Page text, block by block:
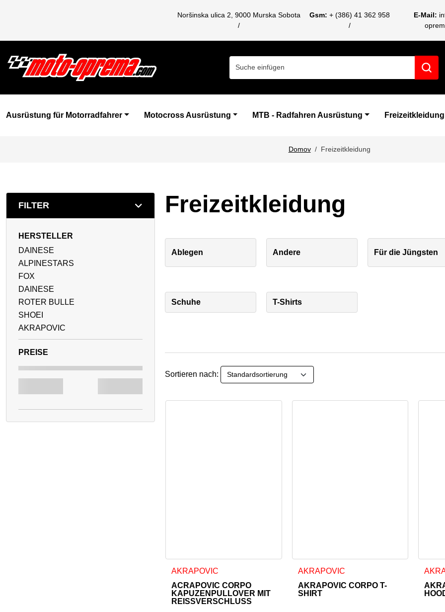
Noršinska ulica 2, 9000 Murska Sobota Gsm: + (386) 41 362 958 E-Mail:
Ausrüstung für Motorradfahrer Motocross Ausrüstung MTB - Radfahren Ausrüstung Freizeitkleidung
Domov Freizeitkleidung
FILTER
HERSTELLER
DAINESE
ALPINESTARS
FOX
DAINESE
ROTER BULLE
SHOEI
AKRAPOVIC
Freizeitkleidung
Ablegen Andere Für die Jüngsten
Schuhe T-Shirts
Sortieren nach:
AKRAPOVIC
ACRAPOVIC CORPO
KAPUZENPULLOVER MIT
REISSVERSCHLUSS
Dieses Produkt weist mehrere Varianten auf. Die Optionen können auf der
AKRAPOVIC
AKRAPOVIC CORPO T-
SHIRT
Dieses Produkt weist mehrere Varianten